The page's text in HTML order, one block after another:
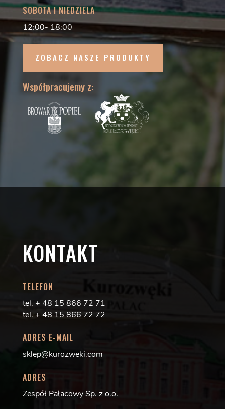
SOBOTA I NIEDZIELA
12:00- 18:00
ZOBACZ NASZE PRODUKTY
Współpracujemy z:
KONTAKT
TELEFON
tel. + 48 15 866 72 71
tel. + 48 15 866 72 72
ADRES E-MAIL
sklep@kurozweki.com
ADRES
Zespół Pałacowy Sp. z o.o.